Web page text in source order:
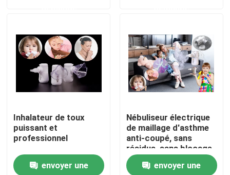
Visite d'usine
Contrôle de qualité
Nouvelles
Cas
Inhalateur de toux
puissant et
professionnel
envoyer une
Nébuliseur électrique
de maillage d'asthme
anti-coupé, sans
résidus, sans blocage
envoyer une